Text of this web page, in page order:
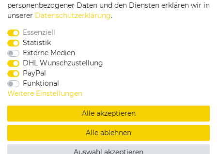
Service & Kontakt
Rufen Sie uns an unter:
0375 - 21459172
Widerrufsrecht |
Impressum
Copyright by König Design
DESIGNED BYKS-COMMERCE
personenbezogener Daten und den Diensten erklären wir in
unserer Daten­schutz­erklärung.
Essenziell
Statistik
Externe Medien
DHL Wunschzustellung
PayPal
Funktional
Weitere Einstellungen
Alle akzeptieren
Alle ablehnen
Auswahl akzeptieren